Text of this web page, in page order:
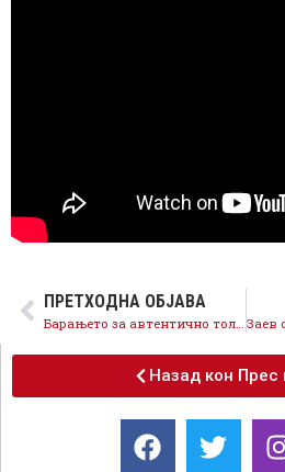
ПРЕТХОДНА ОБЈАВА
Барањето за автентично толкување ја постигна целта, не успеаа намерите на ВМРО-ДПМНЕ да ја врати незаконската аболиција на Иванов
Назад кон Прес